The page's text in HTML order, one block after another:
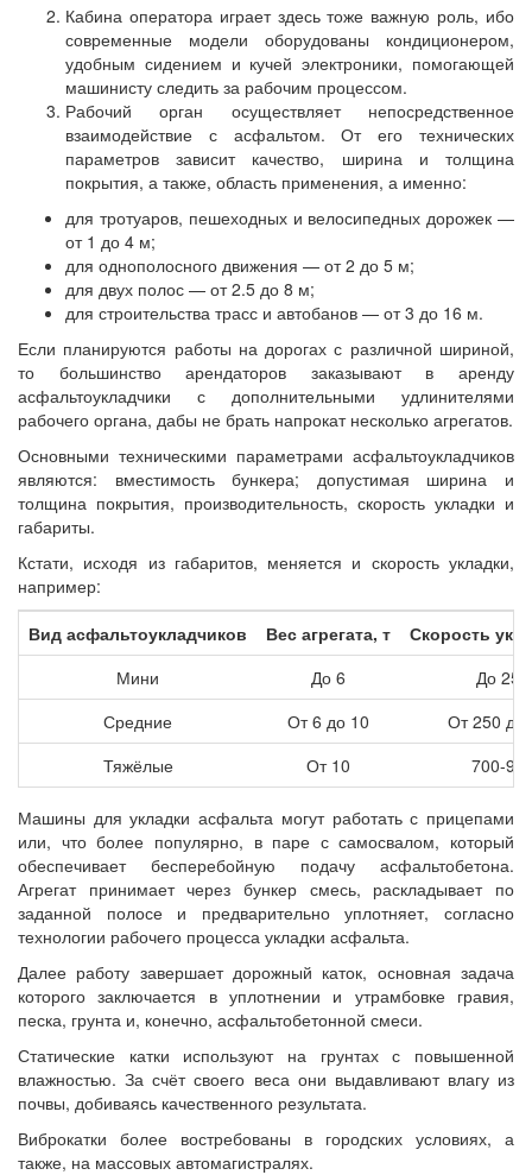
Кабина оператора играет здесь тоже важную роль, ибо
современные модели оборудованы кондиционером,
удобным сидением и кучей электроники, помогающей
машинисту следить за рабочим процессом.
Рабочий орган осуществляет непосредственное
взаимодействие с асфальтом. От его технических
параметров зависит качество, ширина и толщина
покрытия, а также, область применения, а именно:
для тротуаров, пешеходных и велосипедных дорожек —
от 1 до 4 м;
для однополосного движения — от 2 до 5 м;
для двух полос — от 2.5 до 8 м;
для строительства трасс и автобанов — от 3 до 16 м.
Если планируются работы на дорогах с различной шириной,
то большинство арендаторов заказывают в аренду
асфальтоукладчики с дополнительными удлинителями
рабочего органа, дабы не брать напрокат несколько агрегатов.
Основными техническими параметрами асфальтоукладчиков
являются: вместимость бункера; допустимая ширина и
толщина покрытия, производительность, скорость укладки и
габариты.
Кстати, исходя из габаритов, меняется и скорость укладки,
например:
Вид асфальтоукладчиков
Вес агрегата, т
Скорость
Мини
До 6
До 250
Средние
От 6 до 10
От 250 до
Тяжёлые
От 10 700-
Машины для укладки асфальта могут работать с прицепами
или, что более популярно, в паре с самосвалом, который
обеспечивает бесперебойную подачу асфальтобетона.
Агрегат принимает через бункер смесь, раскладывает по
заданной полосе и предварительно уплотняет, согласно
технологии рабочего процесса укладки асфальта.
Далее работу завершает дорожный каток, основная задача
которого заключается в уплотнении и утрамбовке гравия,
песка, грунта и, конечно, асфальтобетонной смеси.
Статические катки используют на грунтах с повышенной
влажностью. За счёт своего веса они выдавливают влагу из
почвы, добиваясь качественного результата.
Виброкатки более востребованы в городских условиях, а
также, на массовых автомагистралях.